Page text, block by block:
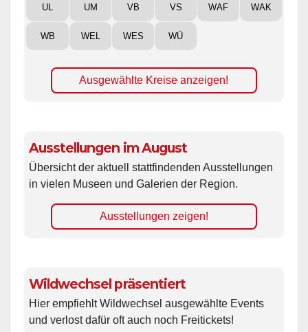
UL UM VB VS WAF WAK
WB WEL WES WÜ
Ausgewählte Kreise anzeigen!
Ausstellungen im August
Übersicht der aktuell stattfindenden Ausstellungen
in vielen Museen und Galerien der Region.
Ausstellungen zeigen!
Wildwechsel präsentiert
Hier empfiehlt Wildwechsel ausgewählte Events
und verlost dafür oft auch noch Freitickets!